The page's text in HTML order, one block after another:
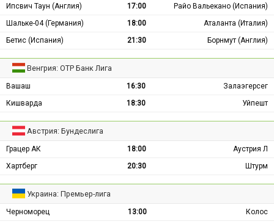
Ипсвич Таун (Англия)
17:00
Райо Вальекано (Испания)
Шальке-04 (Германия)
18:00
Аталанта (Италия)
Бетис (Испания)
21:30 Борнмут (Англия)
Венгрия: ОТР Банк Лига
Вашаш 16:30
Залаэгерсег
Кишварда
18:30 Уйпешт
Австрия: Бундеслига
Грацер АК 18:00
Аустрия Л
Хартберг
20:30 Штурм
Украина: Премьер-лига
Черноморец 13:00
Колос